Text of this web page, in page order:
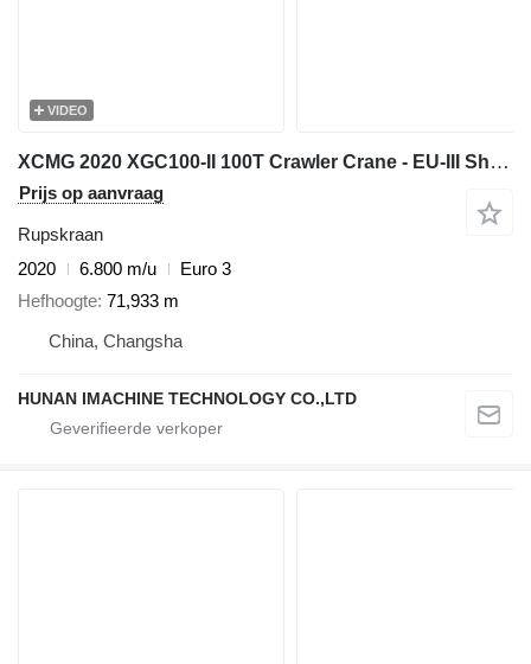
VIDEO
XCMG 2020 XGC100-II 100T Crawler Crane - EU-III Shanghai Diesel - 49m
Prijs op aanvraag
Rupskraan
2020
6.800 m/u
Euro 3
Hefhoogte 71,933 m
China, Changsha
HUNAN IMACHINE TECHNOLOGY CO.,LTD